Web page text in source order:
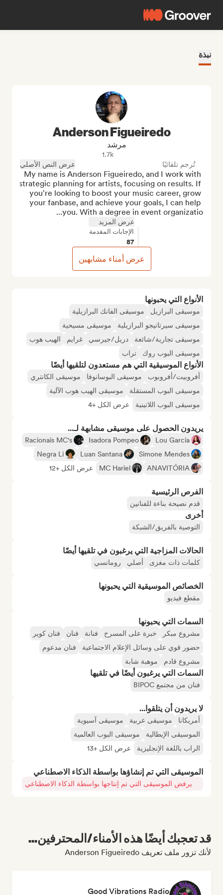
نبذة
الأنواع التي يحبونها
موسيقى البرازيل
موسيقى الفانك البرازيلية
موسيقى سيرتانيجو البرازيلية
موسيقى مسيحية
موسيقى تجارية/شائعة
دريل/جيرسي غرايم
الهيب هوب
موسيقى البوب روك
تراب
الأنواع الموسيقية التي هم مستعدون لتلقيها أيضًا
أفروبيت/أفروبوب موسيقى البوسانوفا
موسيقى الكانتري
موسيقى البوب المستقلة
موسيقى الهيب هوب الآلية
موسيقى البوب اللاتينية
عرض الكل +4
يريدون الحصول على موسيقى مشابهة لـ...
Lou Garcia
Isadora Pompeo
Racionais MC's
Simone Mendes
Luan Santana
Negra Li
ANAVITÓRIA
MC Hariel عرض الكل +12
الفرص الرئيسية
قدم نصيحة بناءة للفنانين
أخرى
التوصية بالفريق/الشبكة
الحالات المزاجية التي يرغبون في تلقيها أيضًا
كلمات ذات مغزى أصلي رومانسي
الخصائص الموسيقية التي يحبونها
مقطع فيديو
السمات التي يحبونها
مشروع مبكر خبرة على المسرح فنانة فنان
فنان كوير
حضور قوي على وسائل الإعلام الاجتماعية
فنان مدعوم
مشروع قادم
موهبة شابة
السمات التي يرغبون أيضًا في تلقيها
فنان من مجتمع BIPOC
لا يريدون أن يتلقوا...
أمريكانا موسيقى عربية
موسيقى آسيوية
الموسيقى الإيطالية
موسيقى البوب العالمية
الراب باللغة الإنجليزية
عرض الكل +13
الموسيقى التي تم إنشاؤها بواسطة الذكاء الاصطناعي
يرفض الموسيقى التي تم إنتاجها بواسطة الذكاء الاصطناعي
Anderson Figueiredo
مرشد
1.7k
تُرجم تلقائيًا
عرض النص الأصلي
My name is Anderson Figueiredo, and I work with
strategic planning for artists, focusing on results. If
you're looking to boost your music career, grow
your fanbase, and achieve your goals, I can help
you. With a degree in event organizatio...
عرض المزيد
الإجابات المقدمة
87
عرض أمناء مشابهين
قد تعجبك أيضًا هذه الأمناء/المحترفين...
لأنك تزور ملف تعريف Anderson Figueiredo
Good Vibrations Radio